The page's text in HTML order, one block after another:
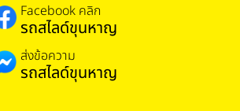
Facebook คลิก
รถสไลด์ขุนหาญ
ส่งข้อความ
รถสไลด์ขุนหาญ